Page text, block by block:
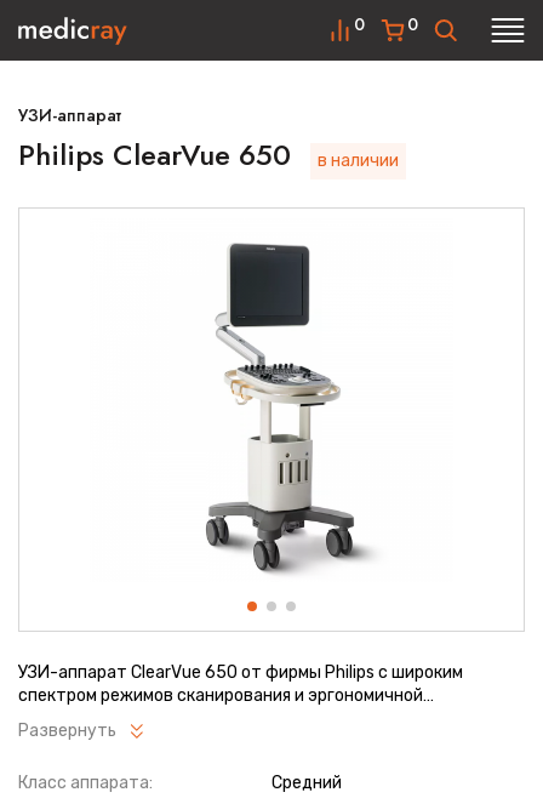
0
0
УЗИ-аппарат
Philips ClearVue 650 в наличии
УЗИ-аппарат ClearVue 650 от фирмы Philips с широким
спектром режимов сканирования и эргономичной
современной конструкцией
Развернуть
Класс аппарата:
Средний